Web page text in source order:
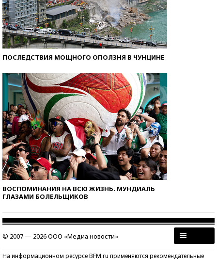
ПОСЛЕДСТВИЯ МОЩНОГО ОПОЛЗНЯ В ЧУНЦИНЕ
ВОСПОМИНАНИЯ НА ВСЮ ЖИЗНЬ. МУНДИАЛЬ
ГЛАЗАМИ БОЛЕЛЬЩИКОВ
© 2007 — 2026 ООО «Медиа новости»
На информационном ресурсе BFM.ru применяются рекомендательные